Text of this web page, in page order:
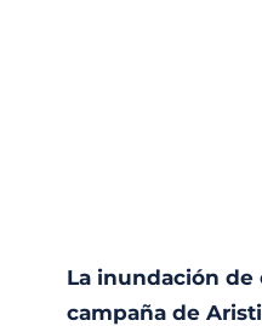
La inundación de
campaña de